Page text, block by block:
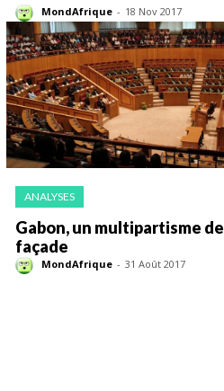
MondAfrique - 18 Nov 2017
ANALYSES
Gabon, un multipartisme de
façade
MondAfrique - 31 Août 2017